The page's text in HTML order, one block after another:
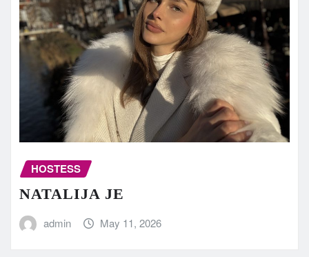
HOSTESS
NATALIJA JE
admin May 11, 2026